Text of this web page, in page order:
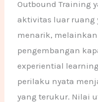
Outbound Training
aktivitas luar ruang
menarik,
pengembangan
experiential
perilaku nyata
yang terukur. Nilai